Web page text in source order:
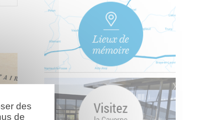
des
de